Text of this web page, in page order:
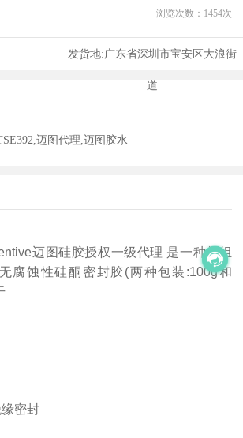
浏览次数： 1454次
发货地:广东省深圳市宝安区大浪街
道
迈图代理,迈图胶水
迈图硅胶授权一级代理 是一种单组
腐蚀性硅酮密封胶(两种包装:100g和
缘密封